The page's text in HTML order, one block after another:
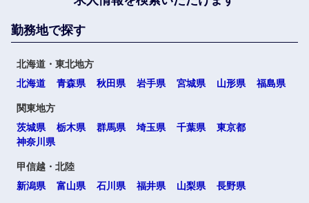
勤務地で探す
北海道・東北地方
北海道
青森県 秋田県 岩手県 宮城県 山形県 福島県
関東地方
茨城県
栃木県 群馬県 埼玉県 千葉県
東京都
神奈川県
甲信越・北陸
新潟県
富山県 石川県 福井県 山梨県 長野県